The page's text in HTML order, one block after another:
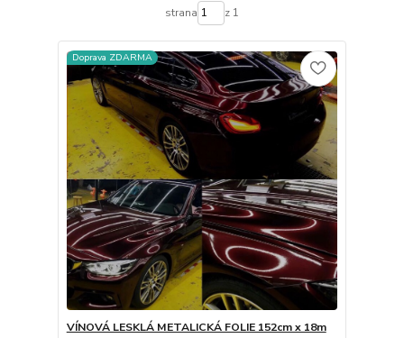
strana z 1
Doprava ZDARMA
VÍNOVÁ LESKLÁ METALICKÁ FOLIE 152cm x 18m